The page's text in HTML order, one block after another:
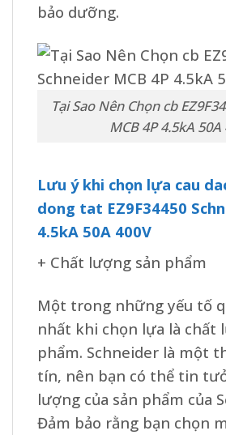
bảo dưỡng.
Tại Sao Nên Chọn cb
MCB 4P 4.5kA 50A
Lưu ý khi chọn lựa cau
dong tat EZ9F34450
4.5kA 50A 400V
+ Chất lượng sản phẩm
Một trong những yếu tố
nhất khi chọn lựa là chất
phẩm. Schneider là một
tín, nên bạn có thể tin
lượng của sản phẩm của
Đảm bảo rằng bạn chọn